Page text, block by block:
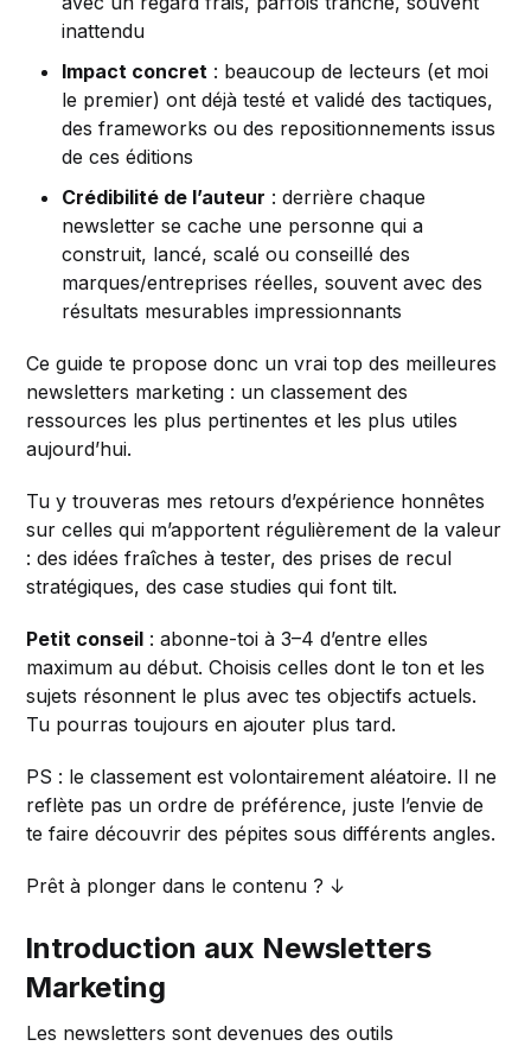
inattendu
Impact concret : beaucoup de lecteurs (et moi
le premier) ont déjà testé et validé des tactiques,
des frameworks ou des repositionnements issus
de ces éditions
Crédibilité de l’auteur : derrière chaque
newsletter se cache une personne qui a
construit, lancé, scalé ou conseillé des
marques/entreprises réelles, souvent avec des
résultats mesurables impressionnants
Ce guide te propose donc un vrai top des meilleures
newsletters marketing : un classement des
ressources les plus pertinentes et les plus utiles
aujourd’hui.
Tu y trouveras mes retours d’expérience honnêtes
sur celles qui m’apportent régulièrement de la valeur
: des idées fraîches à tester, des prises de recul
stratégiques, des case studies qui font tilt.
Petit conseil : abonne-toi à 3–4 d’entre elles
maximum au début. Choisis celles dont le ton et les
sujets résonnent le plus avec tes objectifs actuels.
Tu pourras toujours en ajouter plus tard.
PS : le classement est volontairement aléatoire. Il ne
reflète pas un ordre de préférence, juste l’envie de
te faire découvrir des pépites sous différents angles.
Prêt à plonger dans le contenu ? ↓
Introduction aux Newsletters
Marketing
Les newsletters sont devenues des outils